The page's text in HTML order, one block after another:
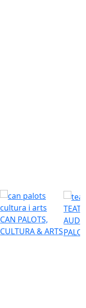
CAN PALOTS,
CULTURA & ARTS